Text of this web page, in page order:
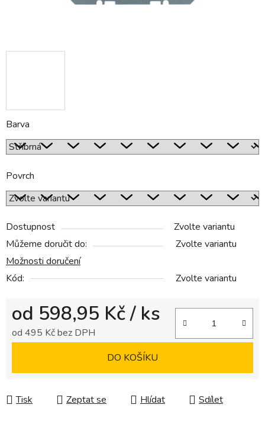
Barva
Povrch
Dostupnost
Zvolte variantu
Můžeme doručit do:
Zvolte variantu
Možnosti doručení
Kód:
Zvolte variantu
od 598,95 Kč/ ks
od 495 Kčbez DPH
DO KOŠÍKU
Tisk Zeptat se Hlídat Sdílet